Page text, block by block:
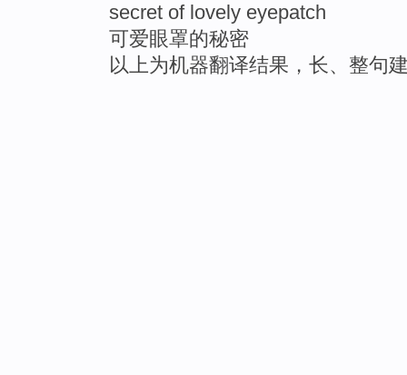
secret of lovely eyepatch
可爱眼罩的秘密
以上为机器翻译结果，长、整句